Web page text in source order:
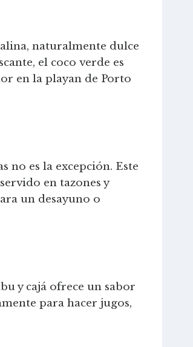
naturalmente dulce
el coco verde es
en la playan de Porto
no es la excepción. Este
en tazones y
un desayuno o
y cajá ofrece un sabor
para hacer jugos,